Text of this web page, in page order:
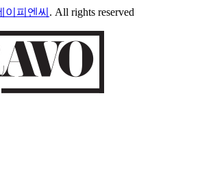
이피엔씨 . All rights reserved